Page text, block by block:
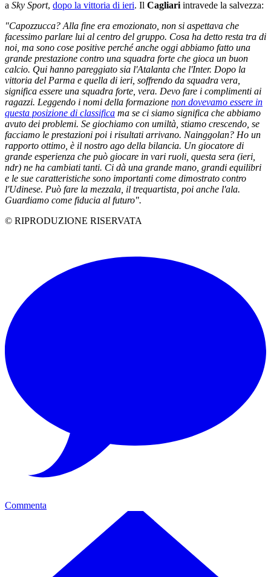
a Sky Sport, dopo la vittoria di ieri. Il Cagliari intravede la salvezza:
"Capozzucca? Alla fine era emozionato, non si aspettava che
facessimo parlare lui al centro del gruppo. Cosa ha detto resta tra di
noi, ma sono cose positive perché anche oggi abbiamo fatto una
grande prestazione contro una squadra forte che gioca un buon
calcio. Qui hanno pareggiato sia l'Atalanta che l'Inter. Dopo la
vittoria del Parma e quella di ieri, soffrendo da squadra vera,
significa essere una squadra forte, vera. Devo fare i complimenti ai
ragazzi. Leggendo i nomi della formazione non dovevamo essere in
questa posizione di classifica ma se ci siamo significa che abbiamo
avuto dei problemi. Se giochiamo con umiltà, stiamo crescendo, se
facciamo le prestazioni poi i risultati arrivano. Nainggolan? Ho un
rapporto ottimo, è il nostro ago della bilancia. Un giocatore di
grande esperienza che può giocare in vari ruoli, questa sera (ieri,
ndr) ne ha cambiati tanti. Ci dà una grande mano, grandi equilibri
e le sue caratteristiche sono importanti come dimostrato contro
l'Udinese. Può fare la mezzala, il trequartista, poi anche l'ala.
Guardiamo come fiducia al futuro".
© RIPRODUZIONE RISERVATA
Commenta